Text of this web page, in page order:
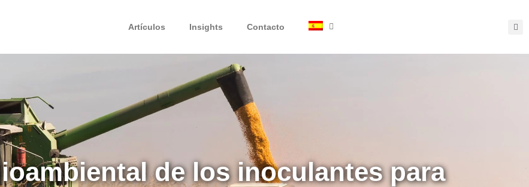
Artículos Insights Contacto
de los inoculantes para